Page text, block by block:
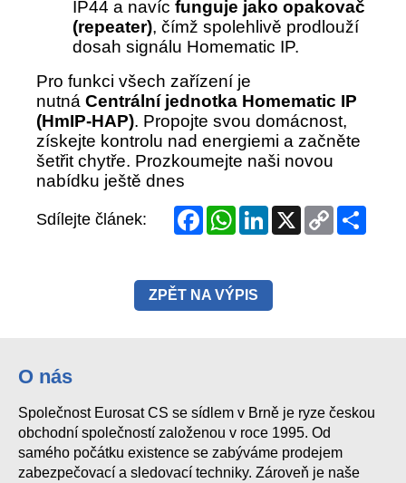
Sdílejte článek: FacebookWhatsAppLinkedInX
Copy
Link
ZPĚT NA VÝPIS
O nás
Společnost Eurosat CS se sídlem v Brně je ryze českou
obchodní společností založenou v roce 1995. Od
samého počátku existence se zabýváme prodejem
zabezpečovací a sledovací techniky. Zároveň je naše